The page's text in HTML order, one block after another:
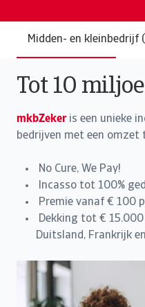
Midden- en kleinbedrijf
Tot 10
mkbZekeris een unieke
bedrijven met een omzet
No Cure, We Pay!
Incasso tot 100%
Premie vanaf € 100
Dekking tot €
Duitsland, Frankrijk